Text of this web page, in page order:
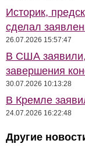
Историк,
сделал
26.07.2026 15:57:47
В США заявили,
завершения
30.07.2026 10:13:28
В Кремле
24.07.2026 16:22:48
Другие